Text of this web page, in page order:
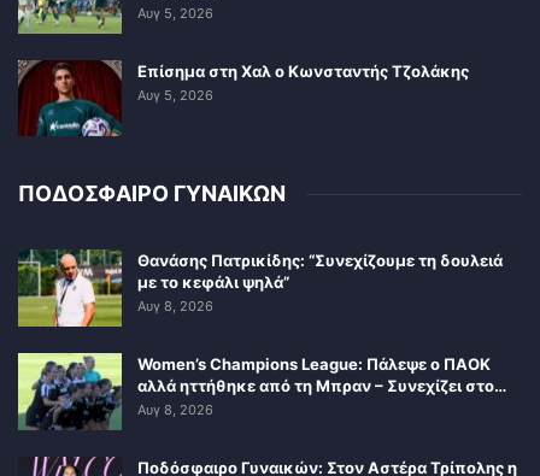
Αυγ 5, 2026
Επίσημα στη Χαλ ο Κωνσταντής Τζολάκης
Αυγ 5, 2026
ΠΟΔΟΣΦΑΙΡΟ ΓΥΝΑΙΚΩΝ
Θανάσης Πατρικίδης: “Συνεχίζουμε τη δουλειά
με το κεφάλι ψηλά”
Αυγ 8, 2026
Women’s Champions League: Πάλεψε ο ΠΑΟΚ
αλλά ηττήθηκε από τη Μπραν – Συνεχίζει στο…
Αυγ 8, 2026
Ποδόσφαιρο Γυναικών: Στον Αστέρα Τρίπολης η